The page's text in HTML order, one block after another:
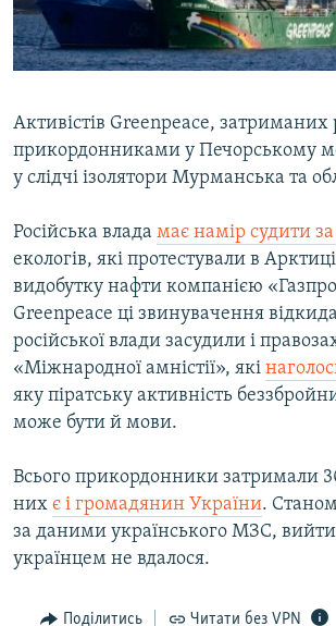
ВІДЕОУРОКИ «ELIFBE»
СВІДЧЕННЯ ОКУПАЦІЇ
Русский
Qırımtatar
Усі сайти RFE/RL
Активістів Greenpeace,
прикордонниками у Печорському
у слідчі ізолятори Мурманська та
Російська влада має намір судити за
екологів, які протестували в
видобутку нафти компанією
Greenpeace ці звинувачення
російської влади засудили і
«Міжнародної амністії», які
яку піратську активність
може бути й мови.
Всього прикордонники затримали
них є і громадянин України.
за даними українського МЗС, вийти
українцем не вдалося.
Поділитись Читати без VPN